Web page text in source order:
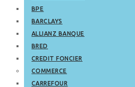
BPE
BARCLAYS
ALLIANZ BANQUE
BRED
CREDIT FONCIER
COMMERCE
CARREFOUR